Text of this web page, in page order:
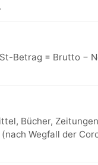
Betrag = Brutto −
Bücher,
Wegfall der